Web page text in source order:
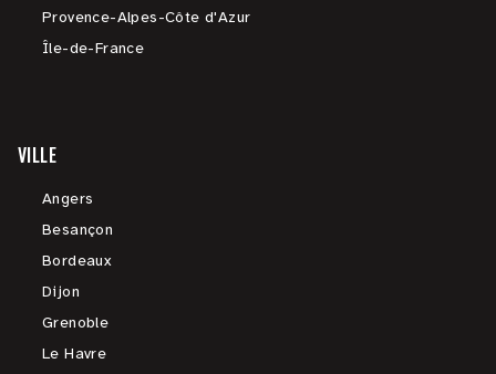
Provence-Alpes-Côte d'Azur
Île-de-France
VILLE
Angers
Besançon
Bordeaux
Dijon
Grenoble
Le Havre